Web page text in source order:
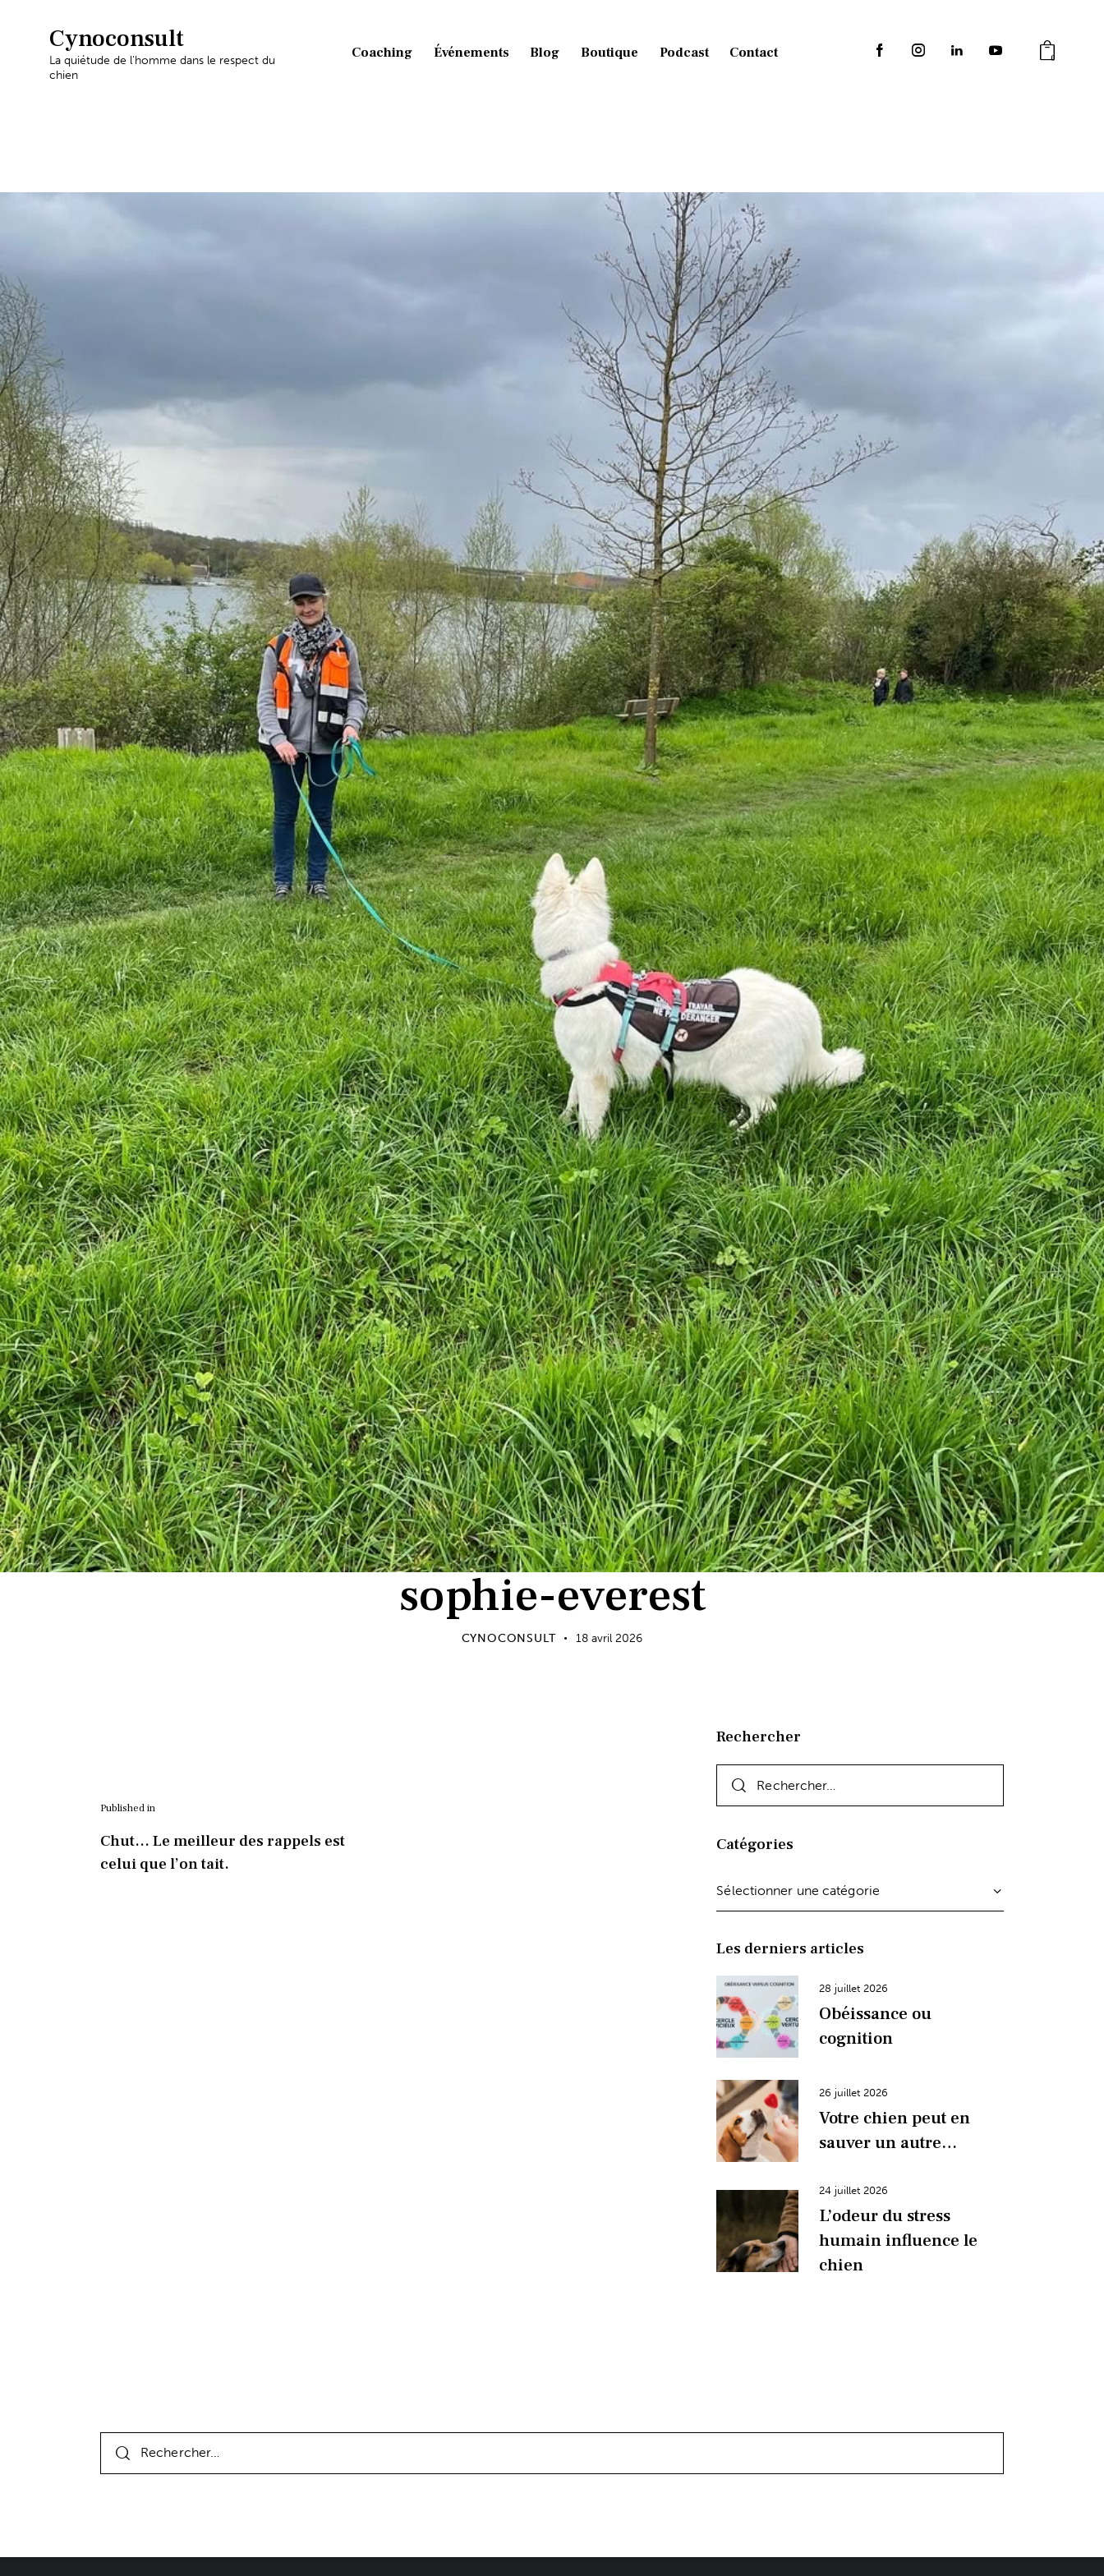
Cynoconsult
La quiétude de l'homme dans le respect du
chien
Coaching Événements Blog Boutique Podcast Contact 0
sophie-everest
CYNOCONSULT 18 avril 2026
Published in
Chut… Le meilleur des rappels est
celui que l’on tait.
Rechercher
Catégories
Les derniers articles
28 juillet 2026
Obéissance ou
cognition
26 juillet 2026
Votre chien peut en
sauver un autre…
24 juillet 2026
L’odeur du stress
humain influence le
chien